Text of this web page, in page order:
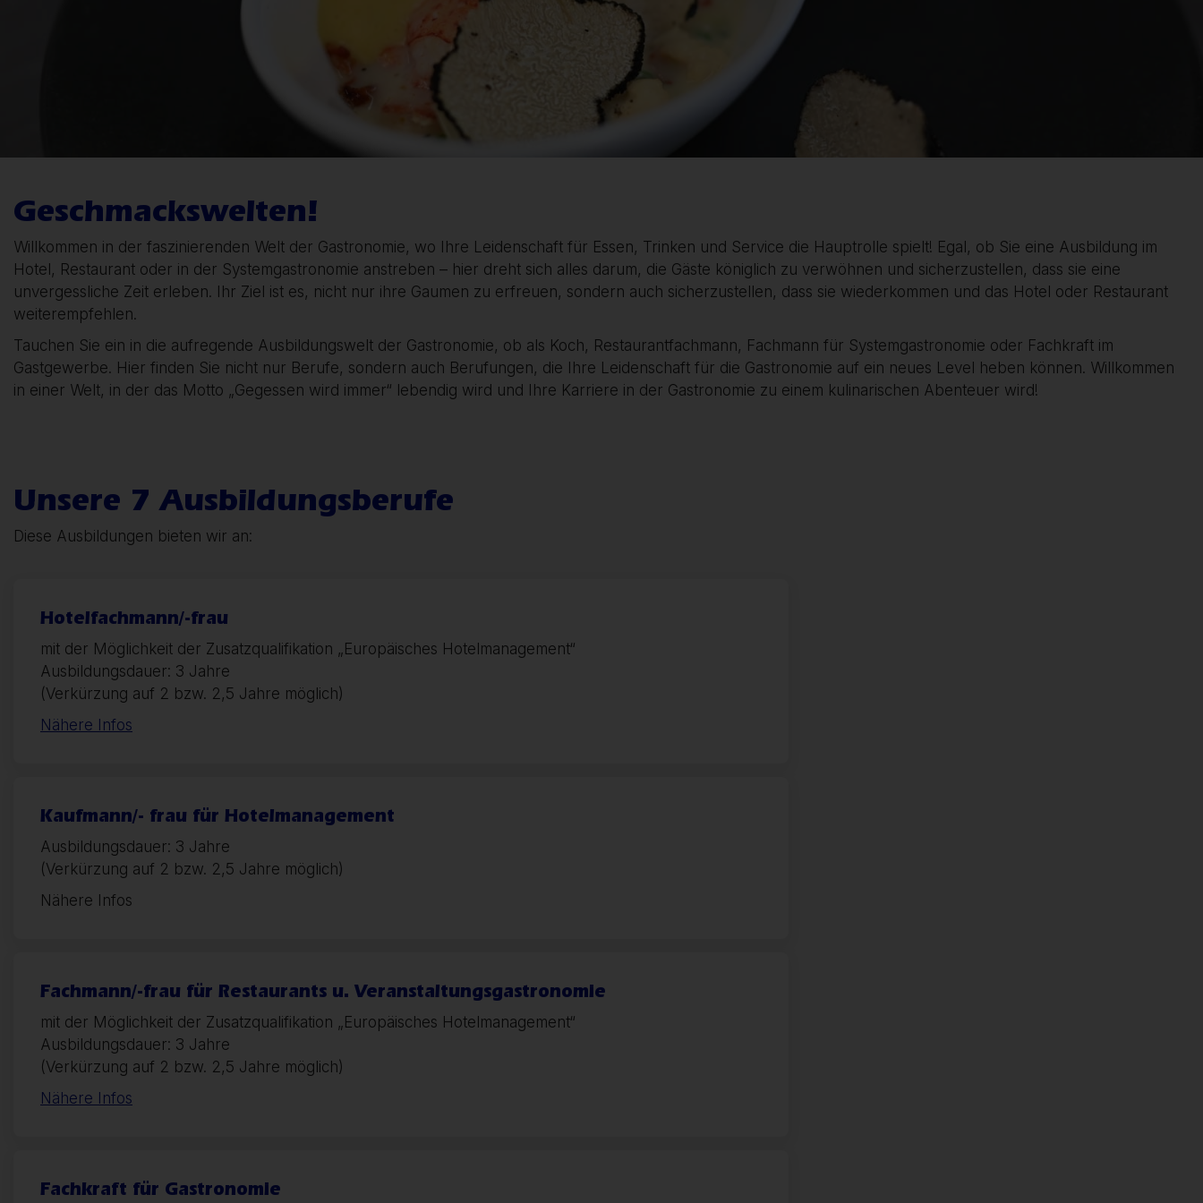
Geschmackswelten!
Willkommen in der faszinierenden Welt der Gastronomie, wo Ihre Leidenschaft für Essen, Trinken und Service die Hauptrolle spielt! Egal, ob Sie eine Ausbildung im
Hotel, Restaurant oder in der Systemgastronomie anstreben – hier dreht sich alles darum, die Gäste königlich zu verwöhnen und sicherzustellen, dass sie eine
unvergessliche Zeit erleben. Ihr Ziel ist es, nicht nur ihre Gaumen zu erfreuen, sondern auch sicherzustellen, dass sie wiederkommen und das Hotel oder Restaurant
weiterempfehlen.
Tauchen Sie ein in die aufregende Ausbildungswelt der Gastronomie, ob als Koch, Restaurantfachmann, Fachmann für Systemgastronomie oder Fachkraft im
Gastgewerbe. Hier finden Sie nicht nur Berufe, sondern auch Berufungen, die Ihre Leidenschaft für die Gastronomie auf ein neues Level heben können. Willkommen
in einer Welt, in der das Motto „Gegessen wird immer“ lebendig wird und Ihre Karriere in der Gastronomie zu einem kulinarischen Abenteuer wird!
Unsere 7 Ausbildungsberufe
Diese Ausbildungen bieten wir an:
Hotelfachmann/-frau
mit der Möglichkeit der Zusatzqualifikation „Europäisches Hotelmanagement“
Ausbildungsdauer: 3 Jahre
(Verkürzung auf 2 bzw. 2,5 Jahre möglich)
Nähere Infos
Kaufmann/- frau für Hotelmanagement
Ausbildungsdauer: 3 Jahre
(Verkürzung auf 2 bzw. 2,5 Jahre möglich)
Nähere Infos
Fachmann/-frau für Restaurants u. Veranstaltungsgastronomie
mit der Möglichkeit der Zusatzqualifikation „Europäisches Hotelmanagement“
Ausbildungsdauer: 3 Jahre
(Verkürzung auf 2 bzw. 2,5 Jahre möglich)
Nähere Infos
Fachkraft für Gastronomie